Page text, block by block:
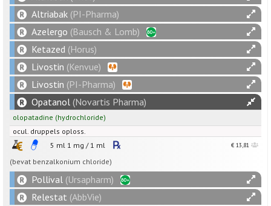
Altriabak (PI-Pharma)
Azelergo (Bausch & Lomb)
Ketazed (Horus)
Livostin (Kenvue)
Livostin (PI-Pharma)
Opatanol (Novartis Pharma)
olopatadine (hydrochloride)
ocul. druppels oploss.
5 ml 1 mg / 1 ml € 13,81
(bevat benzalkonium chloride)
Pollival (Ursapharm)
Relestat (AbbVie)